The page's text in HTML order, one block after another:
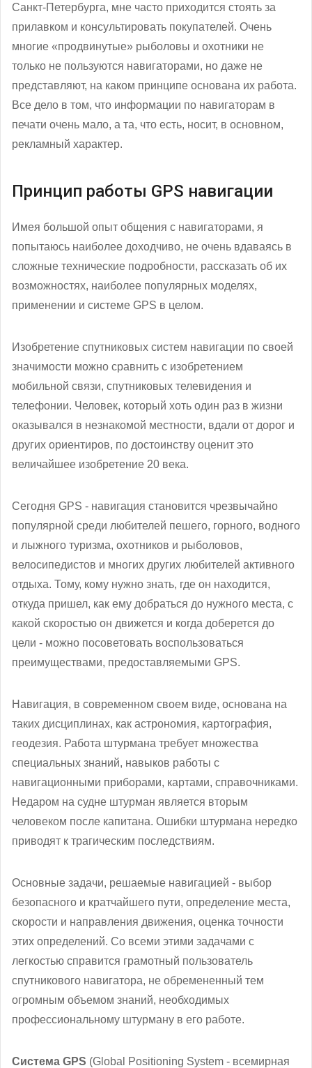
Санкт-Петербурга, мне часто приходится стоять за
прилавком и консультировать покупателей. Очень
многие «продвинутые» рыболовы и охотники не
только не пользуются навигаторами, но даже не
представляют, на каком принципе основана их работа.
Все дело в том, что информации по навигаторам в
печати очень мало, а та, что есть, носит, в основном,
рекламный характер.
Принцип работы GPS навигации
Имея большой опыт общения с навигаторами, я
попытаюсь наиболее доходчиво, не очень вдаваясь в
сложные технические подробности, рассказать об их
возможностях, наиболее популярных моделях,
применении и системе GPS в целом.
Изобретение спутниковых систем навигации по своей
значимости можно сравнить с изобретением
мобильной связи, спутниковых телевидения и
телефонии. Человек, который хоть один раз в жизни
оказывался в незнакомой местности, вдали от дорог и
других ориентиров, по достоинству оценит это
величайшее изобретение 20 века.
Сегодня GPS - навигация становится чрезвычайно
популярной среди любителей пешего, горного, водного
и лыжного туризма, охотников и рыболовов,
велосипедистов и многих других любителей активного
отдыха. Тому, кому нужно знать, где он находится,
откуда пришел, как ему добраться до нужного места, с
какой скоростью он движется и когда доберется до
цели - можно посоветовать воспользоваться
преимуществами, предоставляемыми GPS.
Навигация, в современном своем виде, основана на
таких дисциплинах, как астрономия, картография,
геодезия. Работа штурмана требует множества
специальных знаний, навыков работы с
навигационными приборами, картами, справочниками.
Недаром на судне штурман является вторым
человеком после капитана. Ошибки штурмана нередко
приводят к трагическим последствиям.
Основные задачи, решаемые навигацией - выбор
безопасного и кратчайшего пути, определение места,
скорости и направления движения, оценка точности
этих определений. Со всеми этими задачами с
легкостью справится грамотный пользователь
спутникового навигатора, не обремененный тем
огромным объемом знаний, необходимых
профессиональному штурману в его работе.
Система GPS (Global Positioning System - всемирная